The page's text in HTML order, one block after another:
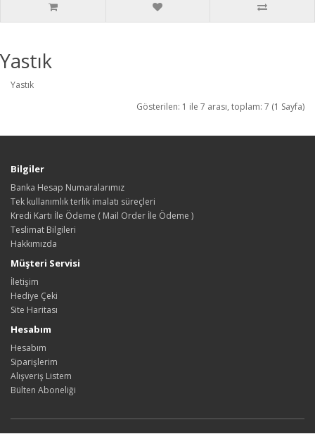
Yastık
Yastık
Gösterilen: 1 ile 7 arası, toplam: 7 (1 Sayfa)
Bilgiler
Banka Hesap Numaralarımız
Tek kullanımlık terlik imalatı süreçleri
Kredi Kartı İle Ödeme ( Mail Order İle Ödeme )
Teslimat Bilgileri
Hakkımızda
Müşteri Servisi
İletişim
Hediye Çeki
Site Haritası
Hesabım
Hesabım
Siparişlerim
Alışveriş Listem
Bülten Aboneliği